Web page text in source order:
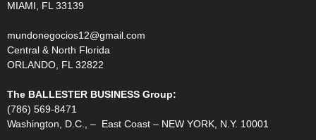
MIAMI, FL 33139
mundonegocios12@gmail.com
Central & North Florida
ORLANDO, FL 32822
The BALLESTER BUSINESS Group:
(786) 569-8471
Washington, D.C., – East Coast – NEW YORK, N.Y. 10001